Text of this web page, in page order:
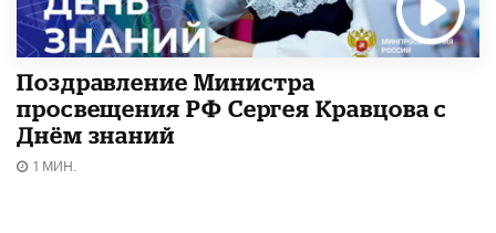
Поздравление Министра
просвещения РФ Сергея Кравцова с
Днём знаний
1 МИН.